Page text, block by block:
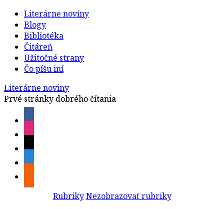
Literárne noviny
Blogy
Bibliotéka
Čitáreň
Užitočné strany
Čo píšu iní
Literárne noviny
Prvé stránky dobrého čítania
Rubriky Nezobrazovať rubriky